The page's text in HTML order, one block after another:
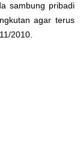
sambung pribadi
agar terus
2010.